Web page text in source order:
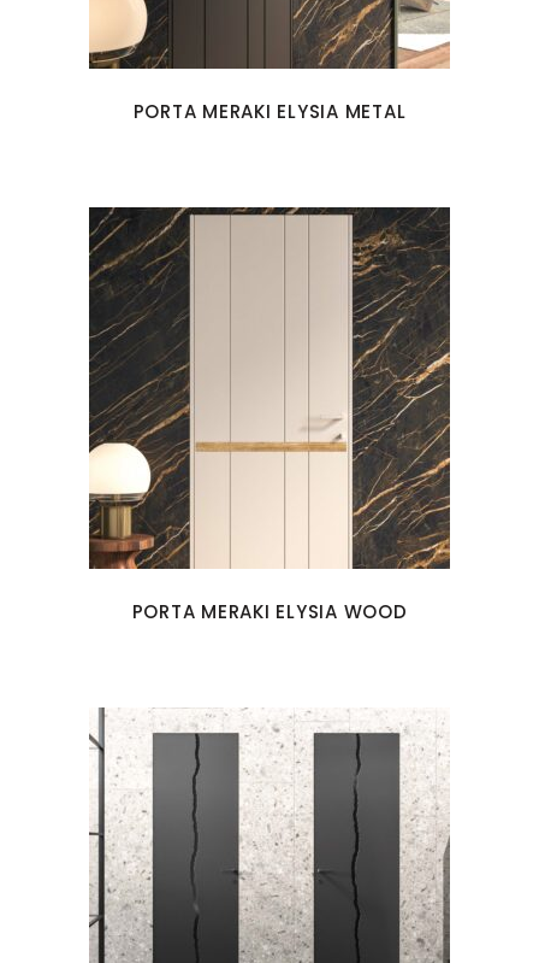
PORTA MERAKI ELYSIA METAL
PORTA MERAKI ELYSIA WOOD